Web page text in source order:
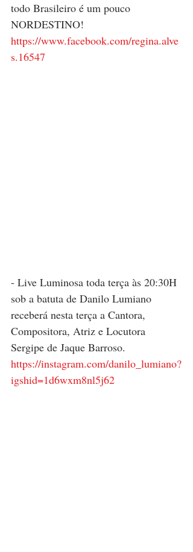
todo Brasileiro é um pouco
NORDESTINO!
https://www.facebook.com/regina.alve
s.16547
- Live Luminosa toda terça às 20:30H
sob a batuta de Danilo Lumiano
receberá nesta terça a Cantora,
Compositora, Atriz e Locutora
Sergipe de Jaque Barroso.
https://instagram.com/danilo_lumiano?
igshid=1d6wxm8nl5j62